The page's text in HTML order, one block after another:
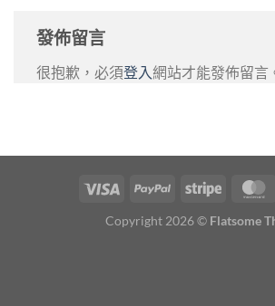
發佈留言
很抱歉，必須登入 網站才能發佈留言
Copyright 2026 © Flatsome